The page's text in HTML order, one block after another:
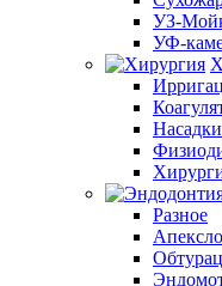
УЗ-
УФ-
Разное